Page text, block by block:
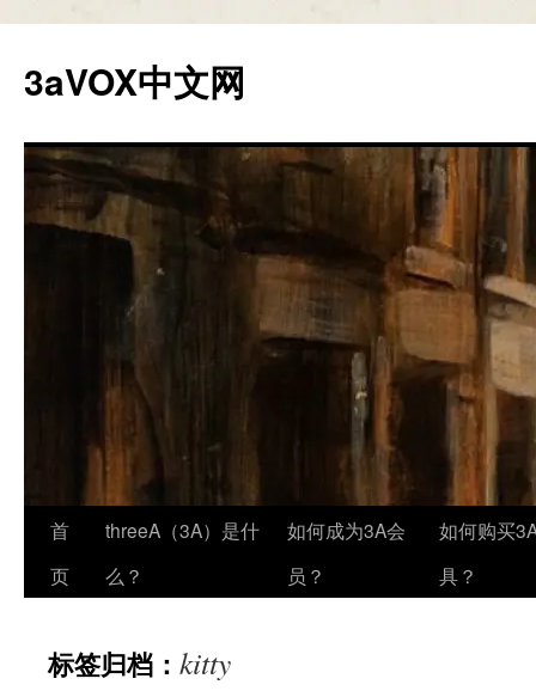
正
文
3aVOX中文网
首
页
threeA（3A）是什
么？
如何成为3A会
员？
如何购买
具？
标签归档： kitty